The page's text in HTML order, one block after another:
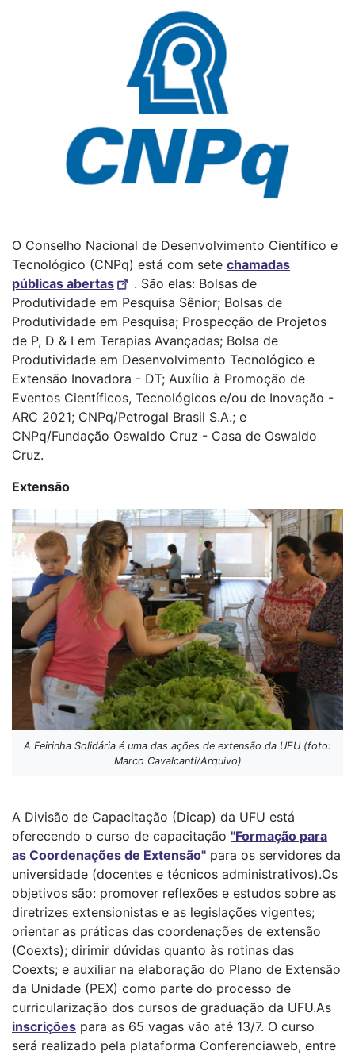
O Conselho Nacional de Desenvolvimento Científico e
Tecnológico (CNPq) está com sete chamadas
públicas abertas
. São elas: Bolsas de
Produtividade em Pesquisa Sênior; Bolsas de
Produtividade em Pesquisa; Prospecção de Projetos
de P, D & I em Terapias Avançadas; Bolsa de
Produtividade em Desenvolvimento Tecnológico e
Extensão Inovadora - DT; Auxílio à Promoção de
Eventos Científicos, Tecnológicos e/ou de Inovação -
ARC 2021; CNPq/Petrogal Brasil S.A.; e
CNPq/Fundação Oswaldo Cruz - Casa de Oswaldo
Cruz.
Extensão
A Feirinha Solidária é uma das ações de extensão da UFU (foto:
Marco Cavalcanti/Arquivo)
A Divisão de Capacitação (Dicap) da UFU está
oferecendo o curso de capacitação "Formação para
as Coordenações de Extensão" para os servidores da
universidade (docentes e técnicos administrativos).Os
objetivos são: promover reflexões e estudos sobre as
diretrizes extensionistas e as legislações vigentes;
orientar as práticas das coordenações de extensão
(Coexts); dirimir dúvidas quanto às rotinas das
Coexts; e auxiliar na elaboração do Plano de Extensão
da Unidade (PEX) como parte do processo de
curricularização dos cursos de graduação da UFU.As
inscrições para as 65 vagas vão até 13/7. O curso
será realizado pela plataforma Conferenciaweb, entre